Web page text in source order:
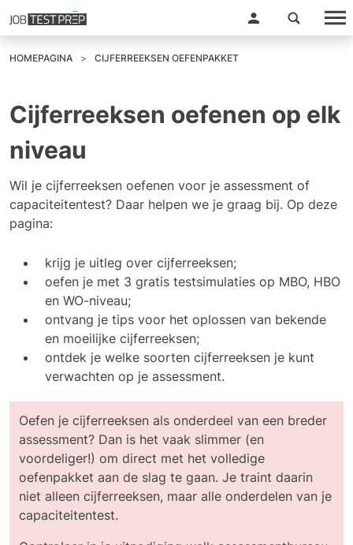
HOMEPAGINA CIJFERREEKSEN OEFENPAKKET
Cijferreeksen oefenen op elk
niveau
Wil je cijferreeksen oefenen voor je assessment of
capaciteitentest? Daar helpen we je graag bij. Op deze
pagina:
krijg je uitleg over cijferreeksen;
oefen je met 3 gratis testsimulaties op MBO, HBO
en WO-niveau;
ontvang je tips voor het oplossen van bekende
en moeilijke cijferreeksen;
ontdek je welke soorten cijferreeksen je kunt
verwachten op je assessment.
Oefen je cijferreeksen als onderdeel van een breder
assessment? Dan is het vaak slimmer (en
voordeliger!) om direct met het volledige
oefenpakket aan de slag te gaan. Je traint daarin
niet alleen cijferreeksen, maar alle onderdelen van je
capaciteitentest.